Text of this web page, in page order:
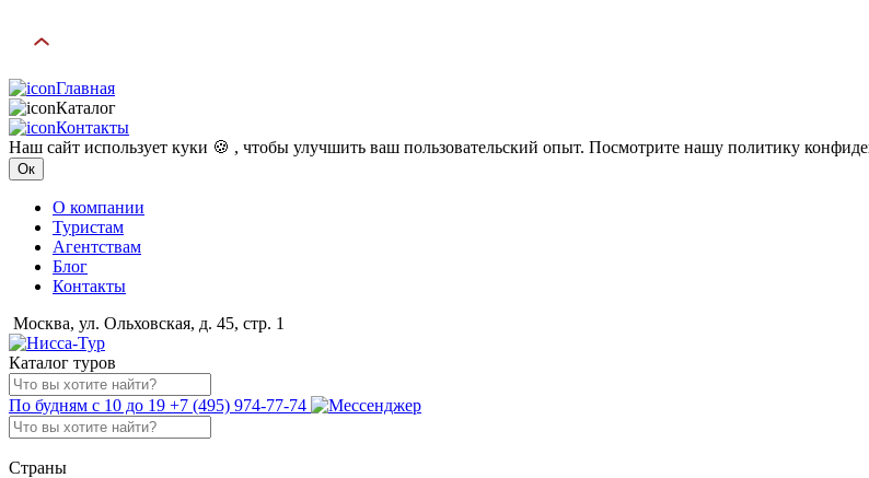
Главная
Каталог
Контакты
Наш сайт использует куки 🍪 , чтобы улучшить ваш пользовательский опыт. Посмотрите нашу политику
Ок
О компании
Туристам
Агентствам
Блог
Контакты
Москва, ул. Ольховская, д. 45, стр. 1
Каталог туров
По будням с 10 до 19 +7 (495) 974-77-74
Страны